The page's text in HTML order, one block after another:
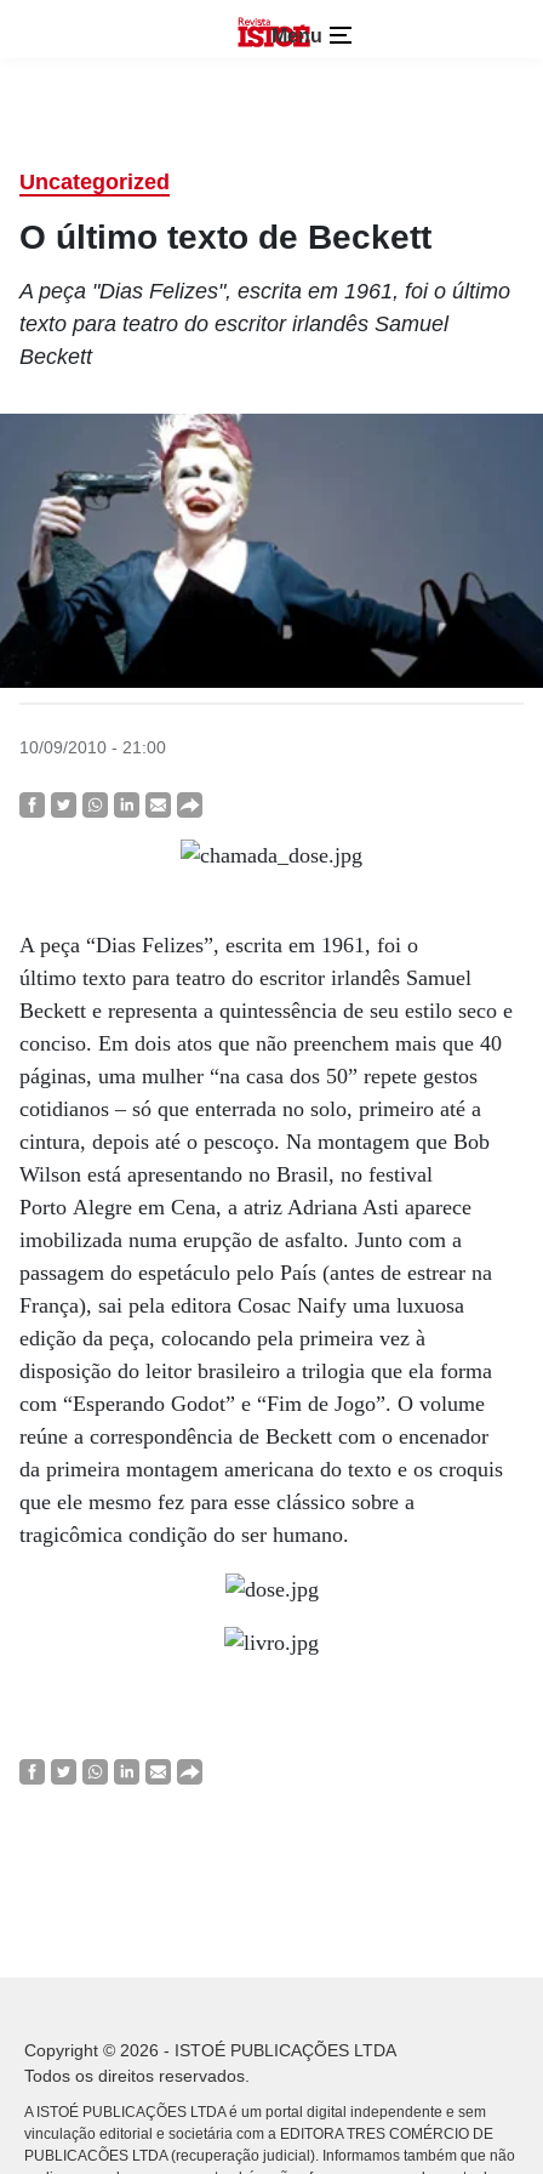
Menu
Uncategorized
O último texto de Beckett
A peça "Dias Felizes", escrita em 1961, foi o último
texto para teatro do escritor irlandês Samuel
Beckett
10/09/2010 - 21:00
A peça “Dias Felizes”, escrita em 1961, foi o
último texto para teatro do escritor irlandês Samuel
Beckett e representa a quintessência de seu estilo seco e
conciso. Em dois atos que não preenchem mais que 40
páginas, uma mulher “na casa dos 50” repete gestos
cotidianos – só que enterrada no solo, primeiro até a
cintura, depois até o pescoço. Na montagem que Bob
Wilson está apresentando no Brasil, no festival
Porto Alegre em Cena, a atriz Adriana Asti aparece
imobilizada numa erupção de asfalto. Junto com a
passagem do espetáculo pelo País (antes de estrear na
França), sai pela editora Cosac Naify uma luxuosa
edição da peça, colocando pela primeira vez à
disposição do leitor brasileiro a trilogia que ela forma
com “Esperando Godot” e “Fim de Jogo”. O volume
reúne a correspondência de Beckett com o encenador
da primeira montagem americana do texto e os croquis
que ele mesmo fez para esse clássico sobre a
tragicômica condição do ser humano.
Copyright © 2026 - ISTOÉ PUBLICAÇÕES LTDA
Todos os direitos reservados.
A ISTOÉ PUBLICAÇÕES LTDA é um portal digital independente e sem
vinculação editorial e societária com a EDITORA TRES COMÉRCIO DE
PUBLICACÕES LTDA (recuperação judicial). Informamos também que não